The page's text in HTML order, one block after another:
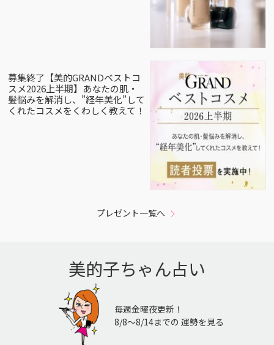
募集終了【美的GRANDベストコ
スメ2026上半期】あなたの肌・
髪悩みを解消し、”経年美化”して
くれたコスメをくわしく教えて！
プレゼント一覧へ
美的子ちゃん占い
毎週金曜夜更新！
8/8〜8/14までの 運勢を見る